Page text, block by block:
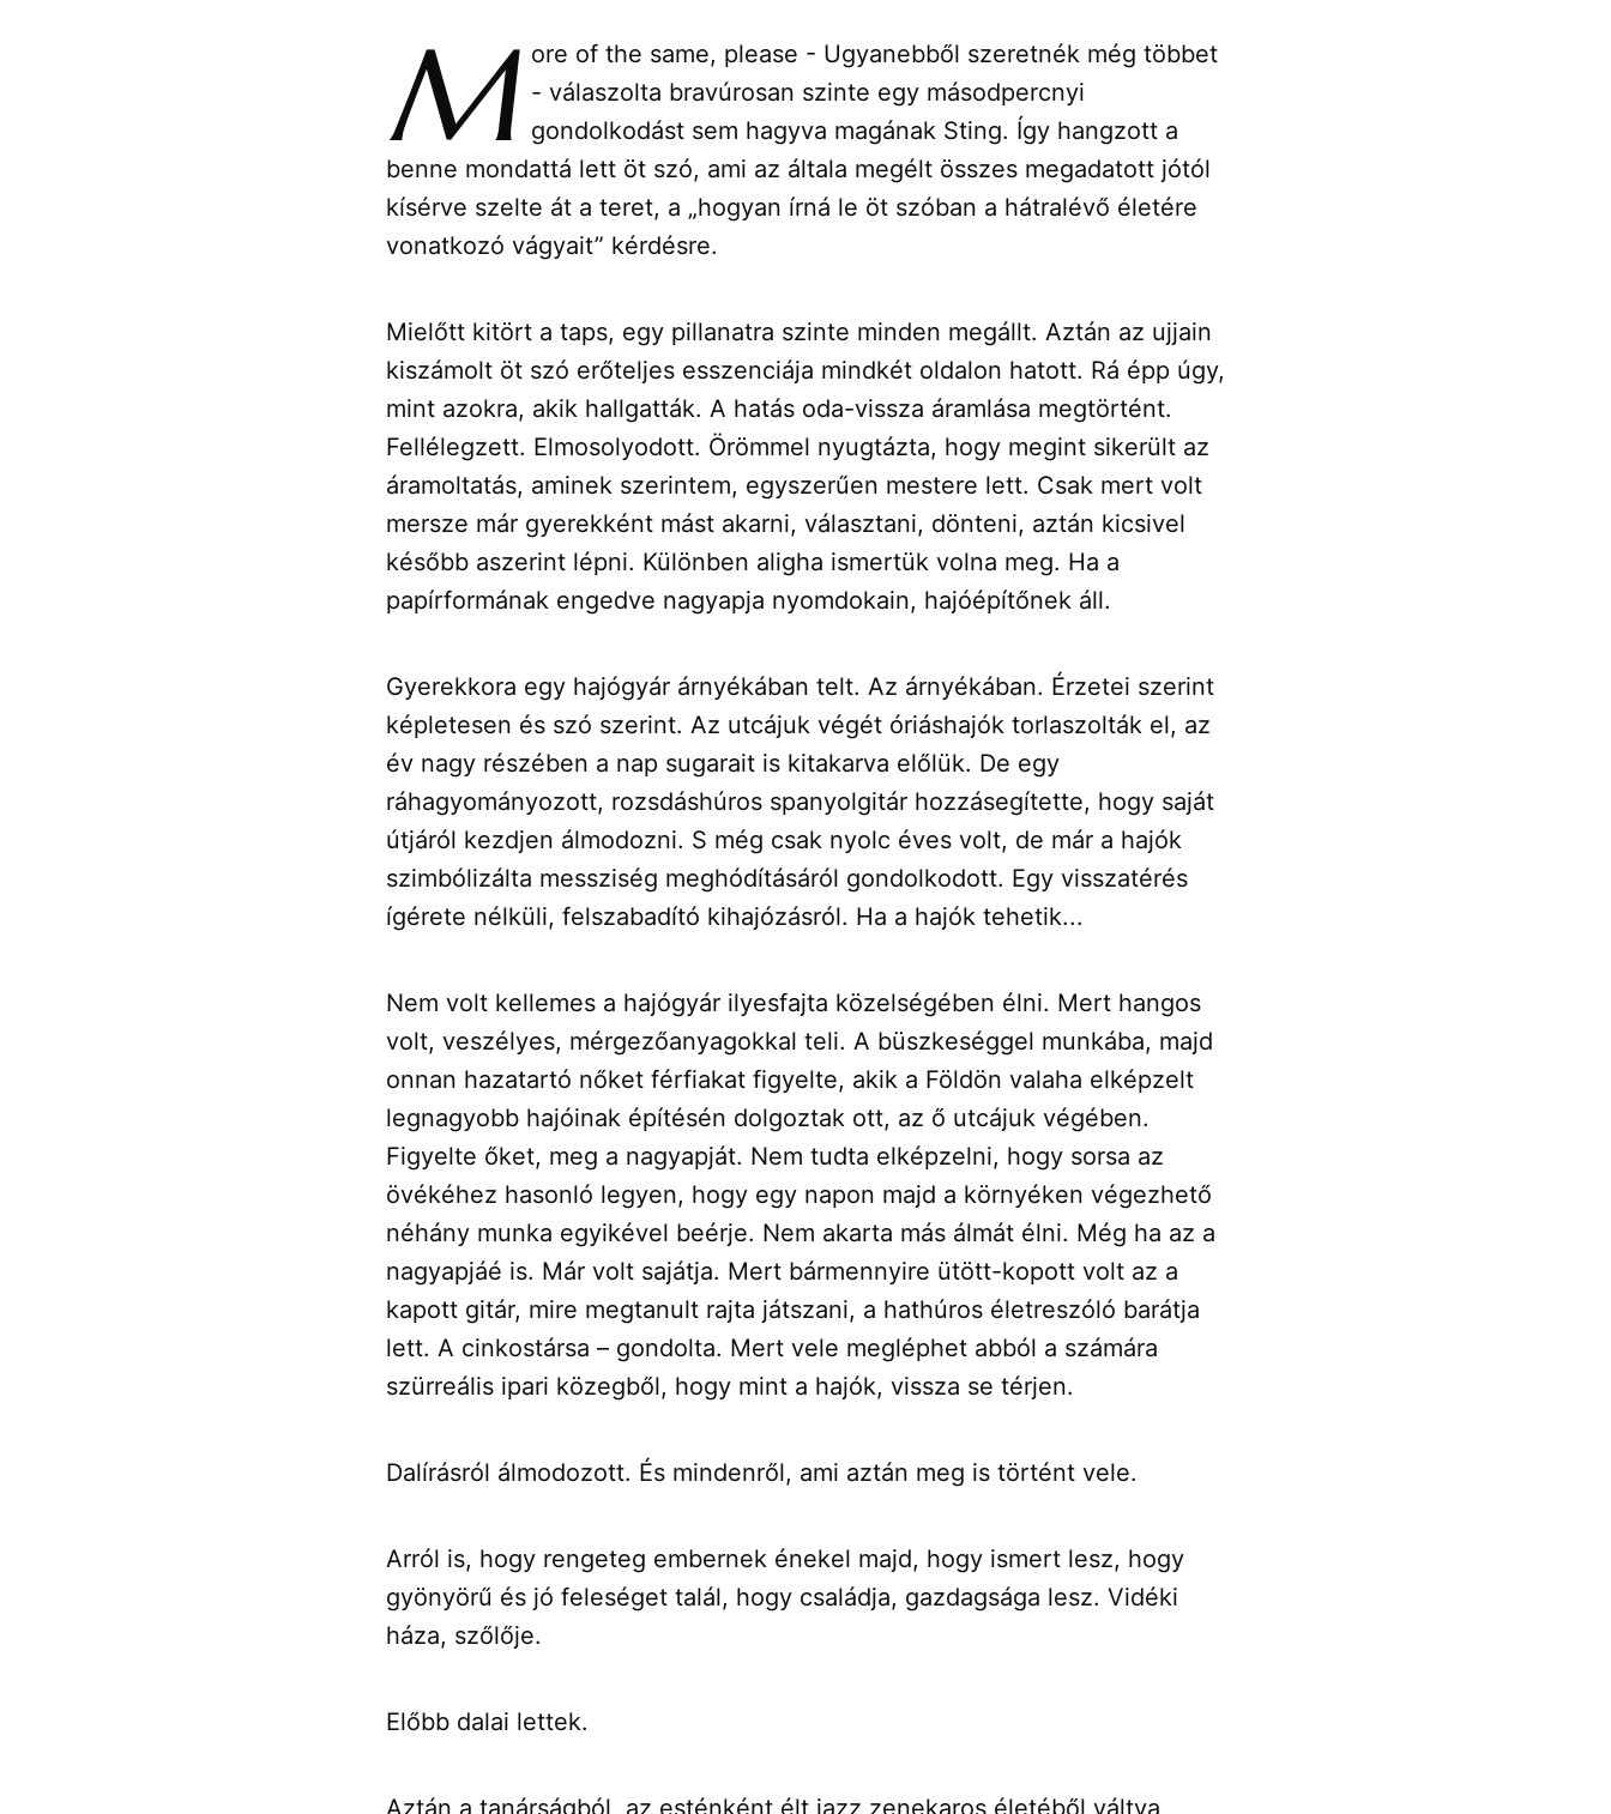
M ore of the same, please - Ugyanebből szeretnék még többet
- válaszolta bravúrosan szinte egy másodpercnyi
gondolkodást sem hagyva magának Sting. Így hangzott a
benne mondattá lett öt szó, ami az általa megélt összes megadatott jótól
kísérve szelte át a teret, a „hogyan írná le öt szóban a hátralévő életére
vonatkozó vágyait” kérdésre.
Mielőtt kitört a taps, egy pillanatra szinte minden megállt. Aztán az ujjain
kiszámolt öt szó erőteljes esszenciája mindkét oldalon hatott. Rá épp úgy,
mint azokra, akik hallgatták. A hatás oda-vissza áramlása megtörtént.
Fellélegzett. Elmosolyodott. Örömmel nyugtázta, hogy megint sikerült az
áramoltatás, aminek szerintem, egyszerűen mestere lett. Csak mert volt
mersze már gyerekként mást akarni, választani, dönteni, aztán kicsivel
később aszerint lépni. Különben aligha ismertük volna meg. Ha a
papírformának engedve nagyapja nyomdokain, hajóépítőnek áll.
Gyerekkora egy hajógyár árnyékában telt. Az árnyékában. Érzetei szerint
képletesen és szó szerint. Az utcájuk végét óriáshajók torlaszolták el, az
év nagy részében a nap sugarait is kitakarva előlük. De egy
ráhagyományozott, rozsdáshúros spanyolgitár hozzásegítette, hogy saját
útjáról kezdjen álmodozni. S még csak nyolc éves volt, de már a hajók
szimbólizálta messziség meghódításáról gondolkodott. Egy visszatérés
ígérete nélküli, felszabadító kihajózásról. Ha a hajók tehetik...
Nem volt kellemes a hajógyár ilyesfajta közelségében élni. Mert hangos
volt, veszélyes, mérgezőanyagokkal teli. A büszkeséggel munkába, majd
onnan hazatartó nőket férfiakat figyelte, akik a Földön valaha elképzelt
legnagyobb hajóinak építésén dolgoztak ott, az ő utcájuk végében.
Figyelte őket, meg a nagyapját. Nem tudta elképzelni, hogy sorsa az
övékéhez hasonló legyen, hogy egy napon majd a környéken végezhető
néhány munka egyikével beérje. Nem akarta más álmát élni. Még ha az a
nagyapjáé is. Már volt sajátja. Mert bármennyire ütött-kopott volt az a
kapott gitár, mire megtanult rajta játszani, a hathúros életreszóló barátja
lett. A cinkostársa – gondolta. Mert vele megléphet abból a számára
szürreális ipari közegből, hogy mint a hajók, vissza se térjen.
Dalírásról álmodozott. És mindenről, ami aztán meg is történt vele.
Arról is, hogy rengeteg embernek énekel majd, hogy ismert lesz, hogy
gyönyörű és jó feleséget talál, hogy családja, gazdagsága lesz. Vidéki
háza, szőlője.
Előbb dalai lettek.
Aztán a tanárságból, az esténként élt jazz zenekaros életéből váltva,